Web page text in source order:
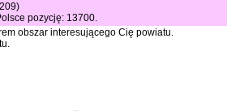
pozycję: 13700.
obszar interesującego Cię powiatu.